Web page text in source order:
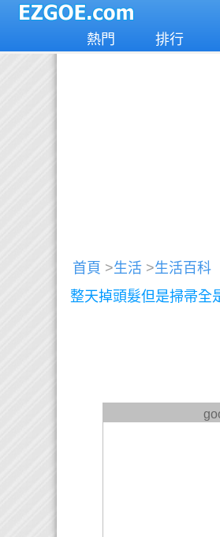
熱門 排行
首頁 >生活 >生活百科
整天掉頭髮但是掃帚全